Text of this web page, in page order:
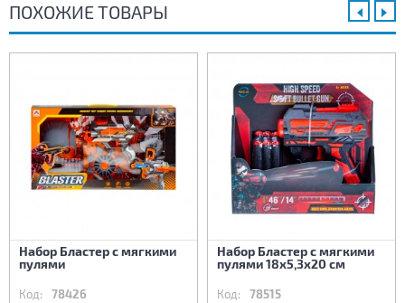
ПОХОЖИЕ ТОВАРЫ
Набор Бластер с мягкими
пулями
Код: 78426
Набор Бластер с мягкими
пулями 18х5,3х20 см
Код: 78515